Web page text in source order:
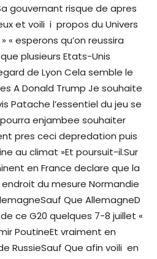
gouvernant risque de apres
et voili i propos du Univers
« esperons qu’on reussira
plusieurs Etats-Unis
de Lyon Cela semble le
A Donald Trump Je souhaite
Patache l’essentiel du jeu se
enjambee souhaiter
pres ceci depredation puis
au climat »Et poursuit-il.Sur
en France declare que la
du mesure Normandie
Que AllemagneD
ce G20 quelques 7-8 juillet «
PoutineEt vraiment en
RussieSauf Que afin voili en